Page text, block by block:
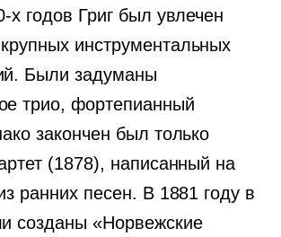
х годов Григ был увлечен
инструментальных
Были задуманы
трио, фортепианный
закончен был только
(1878), написанный на
ранних песен. В 1881 году в
созданы «Норвежские